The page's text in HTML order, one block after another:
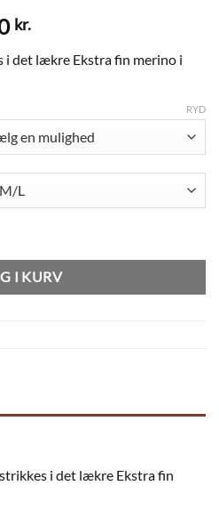
kr.Prisinterval:
til
i det lækre Ekstra fin merino i
RYD
I KURV
i det lækre Ekstra fin